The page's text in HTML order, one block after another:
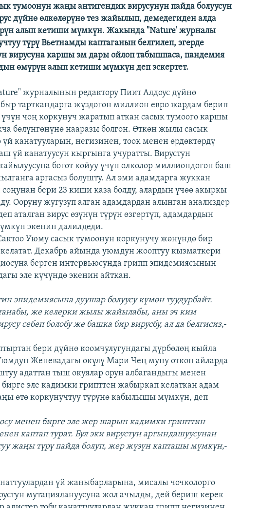
тумоонун жаңы антигендик вирусунун пайда болуусун
дүйнө өлкөлөрүнө тез жайылып, демедегиден алда
алып кетиши мүмкүн. Жакында "Nature' журналы
түрү Вьетнамды каптаганын белгилеп, эгерде
вирусуна каршы эм дары ойлоп табышпаса, пандемия
өмүрүн алып кетиши мүмкүн деп эскертет.
журналынын редактору Пиит Алдоус дүйнө
тарткандарга жүздөгөн миллион евро жардам берип
чоң коркунуч жаратып аткан сасык тумоого каршы
бөлүнгөнүнө нааразы болгон. Өткөн жылы сасык
үй канатууларын, негизинен, тоок менен өрдөктөрдү
үй канатуусун кыргынга учуратты. Вирустун
бөгөт койуу үчүн өлкөлөр миллиондогон баш
аргасыз болушту. Ал эми адамдарга жуккан
бери 23 киши каза болду, алардын үчөө акыркы
Ооруну жугузуп алган адамдардан алынган анализдер
аталган вирус өзүнүн түрүн өзгөртүп, адамдардын
экенин далилдеди.
Уюму сасык тумоонун коркунучу жөнүндө бир
Декабрь айында уюмдун жооптуу кызматкери
берген интервьюсунда грипп эпидемиясынын
эле күчүндө экенин айткан.
эпидемиясына дуушар болуусу күмөн туудурбайт.
же келерки жылы жайылабы, аны эч ким
себеп болобу же башка бир вирусбу, ал да белгисиз,-
бери дүйнө коомчулугундагы дүрбөлөң кыйла
Женевадагы өкүлү Мари Чең муну өткөн айларда
адаттан тыш окуялар орун албагандыгы менен
эле кадимки грипттен жабыркап келаткан адам
өтө коркунучтуу түрүнө кабылышы мүмкүн, деп
менен бирге эле жер шарын кадимки грипттин
каптап турат. Бул эки вирустун аргындашуусунан
жаңы түрү пайда болуп, жер жүзүн капташы мүмкүн,-
үй жаныбарларына, мисалы чочколорго
мутациялануусуна жол ачылды, дей бериш керек